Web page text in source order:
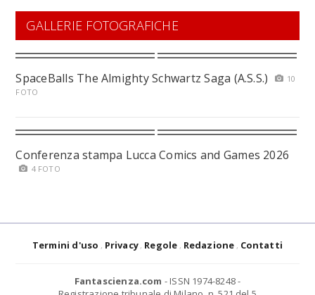
GALLERIE FOTOGRAFICHE
SpaceBalls The Almighty Schwartz Saga (A.S.S.)
10
FOTO
Conferenza stampa Lucca Comics and Games 2026
4 FOTO
Termini d'uso Privacy Regole Redazione Contatti
Fantascienza.com - ISSN 1974-8248 -